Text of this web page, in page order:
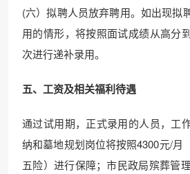
(六）拟聘人员放弃聘用。如出现拟
用的情形，将按照面试成绩从高分
次进行递补录用。
五、工资及相关福利待遇
通过试用期，正式录用的人员，工
纳和墓地规划岗位将按照4300元/月
五险）进行保障；市民政局殡葬管